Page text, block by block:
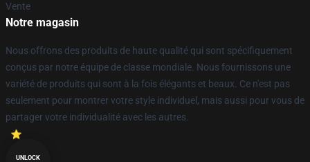
Vente
Notre magasin
Nous offrons des produits de haute qualité qui sont spécifiquement
conçus par notre équipe de classe mondiale. Nous fournissons une
variété de produits qui sont à la fois élégants et beaux. Ce n'est pas
seulement pour montrer votre style individuel, mais aussi pour vous de
partager votre individualité avec les autres.
UNLOCK